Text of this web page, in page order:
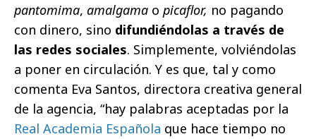
pantomima, amalgama o picaflor, no pagando
con dinero, sino difundiéndolas a través de
las redes sociales. Simplemente, volviéndolas
a poner en circulación. Y es que, tal y como
comenta Eva Santos, directora creativa general
de la agencia, “hay palabras aceptadas por la
Real Academia Española que hace tiempo no